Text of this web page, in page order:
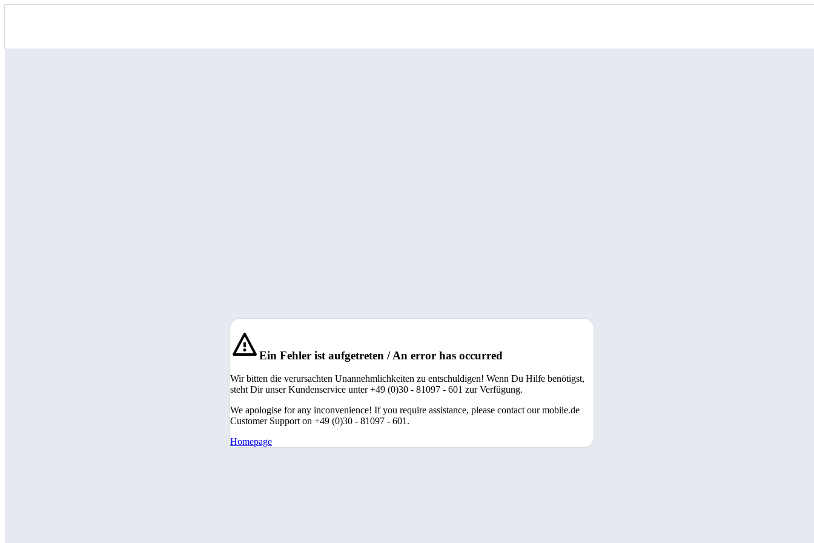
Ein Fehler ist aufgetreten / An error has occurred
Wir bitten die verursachten Unannehmlichkeiten zu entschuldigen! Wenn Du Hilfe benötigst,
steht Dir unser Kundenservice unter +49 (0)30 - 81097 - 601 zur Verfügung.
We apologise for any inconvenience! If you require assistance, please contact our mobile.de
Customer Support on +49 (0)30 - 81097 - 601.
Homepage